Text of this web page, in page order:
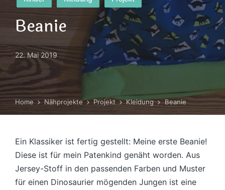
in
Beanie
22. Mai 2019
Home Nähprojekte Projekt Kleidung Beanie
Ein Klassiker ist fertig gestellt: Meine erste Beanie!
Diese ist für mein Patenkind genäht worden. Aus
Jersey-Stoff in den passenden Farben und Muster
für einen Dinosaurier mögenden Jungen ist eine